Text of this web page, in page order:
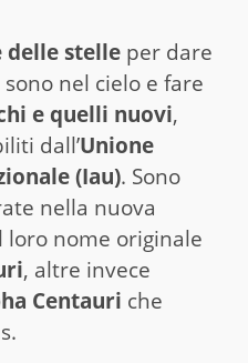
delle stelle per dare
nel cielo e fare
e quelli nuovi,
dall’Unione
(Iau). Sono
nella nuova
loro nome originale
, altre invece
Centauri che